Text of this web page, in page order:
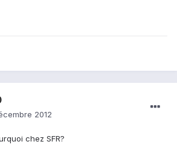
2012
chez SFR?